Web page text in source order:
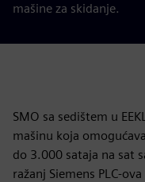
mašine za skidanje.
SMO sa sedištem u
mašinu koja
do 3.000 sataja na sat
ražanj Siemens PLC-